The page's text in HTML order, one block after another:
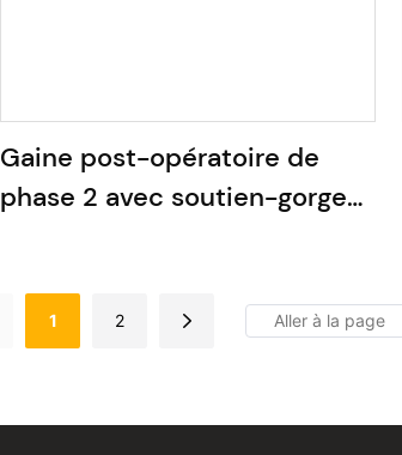
Gaine post-opératoire de
phase 2 avec soutien-gorge
1 2